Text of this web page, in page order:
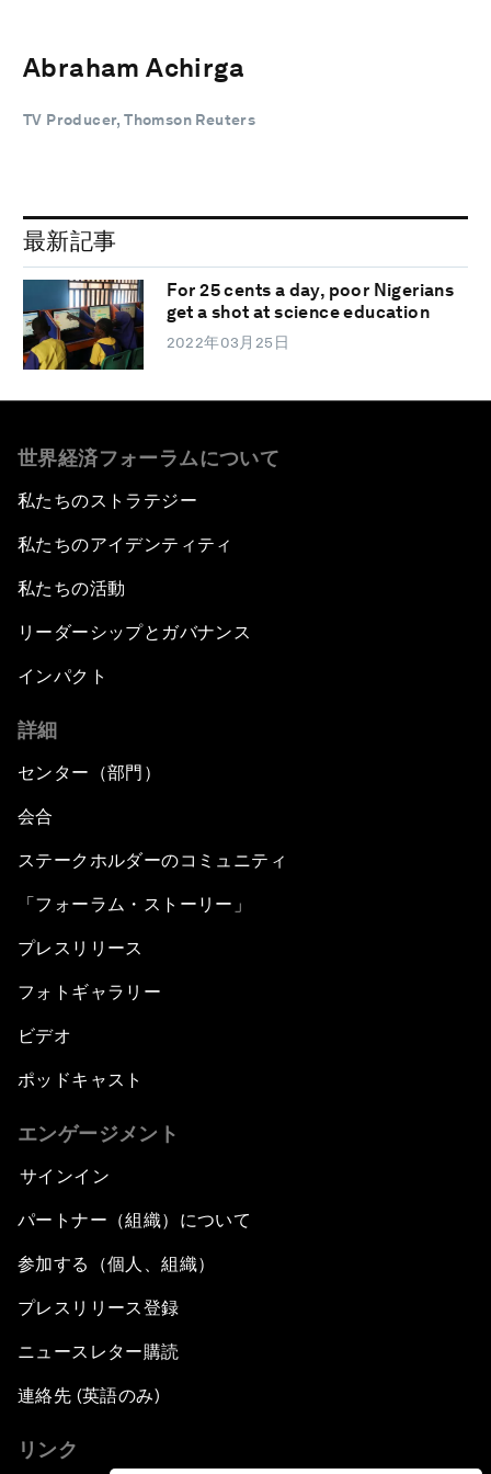
Abraham Achirga
TV Producer, Thomson Reuters
最新記事
For 25 cents a day, poor Nigerians
get a shot at science education
2022年03月25日
世界経済フォーラムについて
私たちのストラテジー
私たちのアイデンティティ
私たちの活動
リーダーシップとガバナンス
インパクト
詳細
センター（部門）
会合
ステークホルダーのコミュニティ
「フォーラム・ストーリー」
プレスリリース
フォトギャラリー
ビデオ
ポッドキャスト
エンゲージメント
サインイン
パートナー（組織）について
参加する（個人、組織）
プレスリリース登録
ニュースレター購読
連絡先 (英語のみ)
リンク